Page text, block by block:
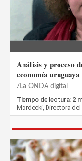
Análisis y proceso
economía uruguaya
La ONDA digital
Tiempo de lectura: 2
Mordecki, ‎Directora del